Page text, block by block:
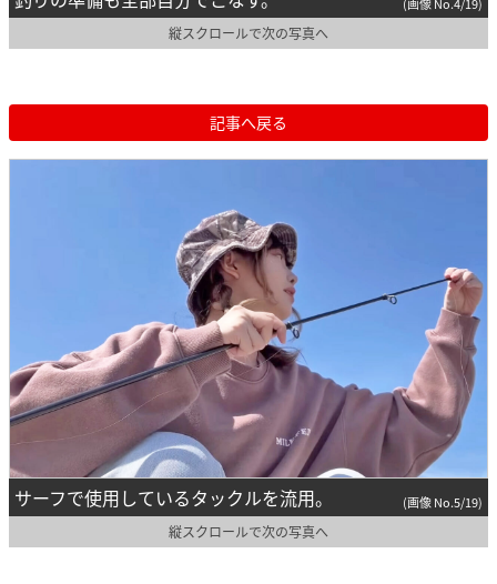
縦スクロールで次の写真へ
記事へ戻る
サーフで使用しているタックルを流用。 (画像 No.5/19)
縦スクロールで次の写真へ